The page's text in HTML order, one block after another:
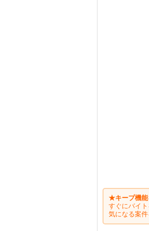
★キープ機能
すぐにバイ
気になる案